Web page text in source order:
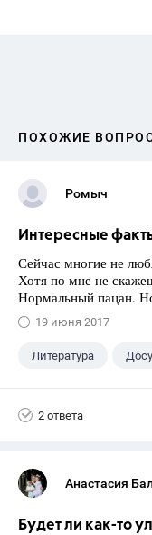
ПОХОЖИЕ
Ромыч
Интересные
Сейчас многие не
Хотя по мне не
Нормальный пацан.
19 июня 2017
Литература
2 ответа
Анастасия
Будет ли как-то